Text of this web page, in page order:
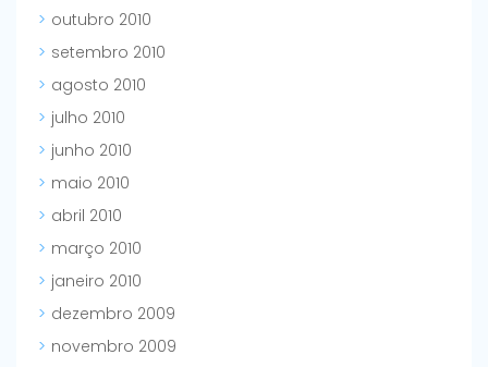
outubro 2010
setembro 2010
agosto 2010
julho 2010
junho 2010
maio 2010
abril 2010
março 2010
janeiro 2010
dezembro 2009
novembro 2009